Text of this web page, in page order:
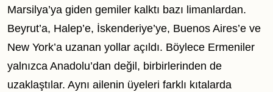
Marsilya’ya giden gemiler kalktı bazı limanlardan.
Beyrut’a, Halep’e, İskenderiye’ye, Buenos Aires’e ve
New York’a uzanan yollar açıldı. Böylece Ermeniler
yalnızca Anadolu’dan değil, birbirlerinden de
uzaklaştılar. Aynı ailenin üyeleri farklı kıtalarda